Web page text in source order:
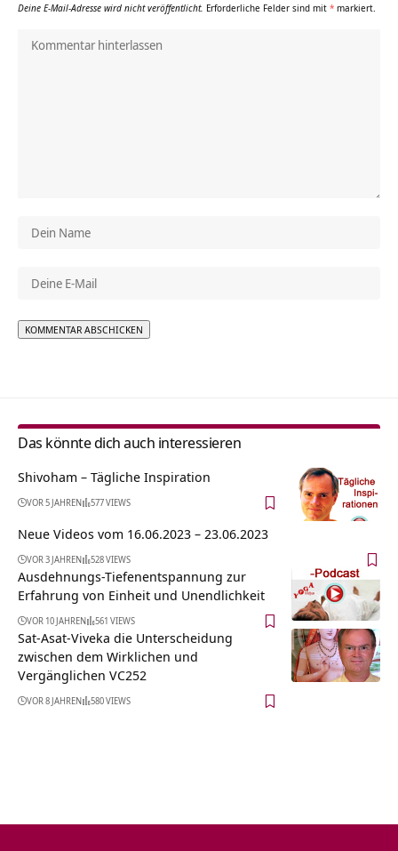
Deine E-Mail-Adresse wird nicht veröffentlicht. Erforderliche Felder sind mit * markiert.
Das könnte dich auch interessieren
Shivoham – Tägliche Inspiration
VOR 5 JAHREN 577 VIEWS
Neue Videos vom 16.06.2023 – 23.06.2023
VOR 3 JAHREN 528 VIEWS
Ausdehnungs-Tiefenentspannung zur
Erfahrung von Einheit und Unendlichkeit
VOR 10 JAHREN 561 VIEWS
Sat-Asat-Viveka die Unterscheidung
zwischen dem Wirklichen und
Vergänglichen VC252
VOR 8 JAHREN 580 VIEWS